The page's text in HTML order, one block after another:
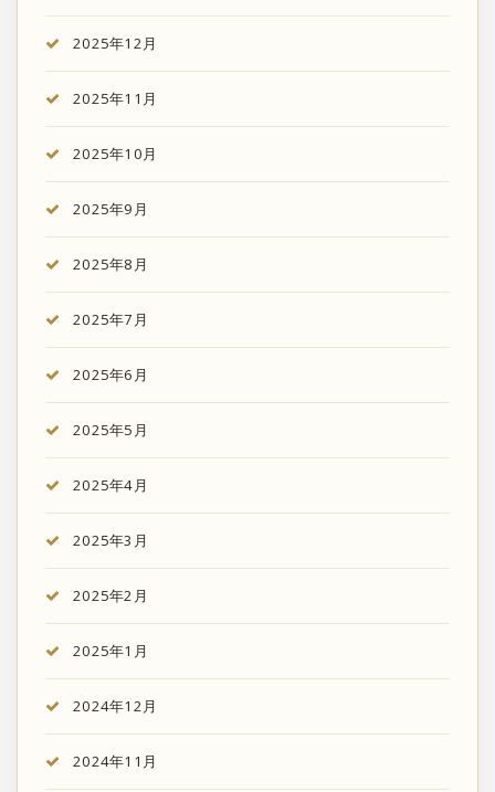
2025年12月
2025年11月
2025年10月
2025年9月
2025年8月
2025年7月
2025年6月
2025年5月
2025年4月
2025年3月
2025年2月
2025年1月
2024年12月
2024年11月